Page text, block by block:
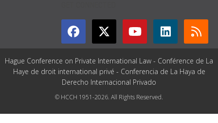
Hague Conference on Private International Law - Conférence de La
Haye de droit international privé - Conferencia de La Haya de
Derecho Internacional Privado
© HCCH 1951-2026. All Rights Reserved.